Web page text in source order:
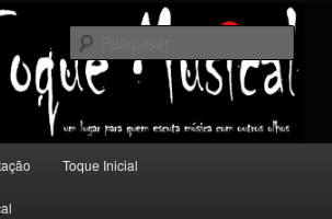
música com outros olhos.
Toque Inicial